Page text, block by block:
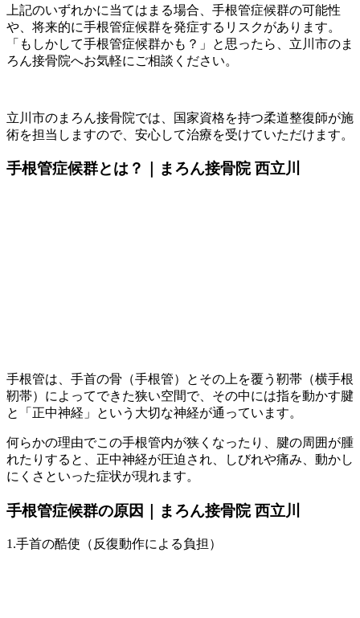
上記のいずれかに当てはまる場合、手根管症候群の可能性
や、将来的に手根管症候群を発症するリスクがあります。
「もしかして手根管症候群かも？」と思ったら、立川市のま
ろん接骨院へお気軽にご相談ください。
立川市のまろん接骨院では、国家資格を持つ柔道整復師が施
術を担当しますので、安心して治療を受けていただけます。
手根管症候群とは？｜まろん接骨院 西立川
手根管は、手首の骨（手根管）とその上を覆う靭帯（横手根
靭帯）によってできた狭い空間で、その中には指を動かす腱
と「正中神経」という大切な神経が通っています。
何らかの理由でこの手根管内が狭くなったり、腱の周囲が腫
れたりすると、正中神経が圧迫され、しびれや痛み、動かし
にくさといった症状が現れます。
手根管症候群の原因｜まろん接骨院 西立川
1.手首の酷使（反復動作による負担）